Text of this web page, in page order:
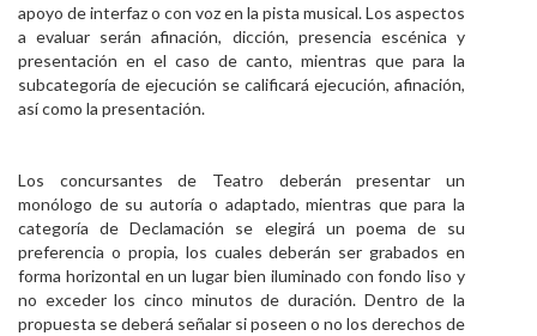
apoyo de interfaz o con voz en la pista musical. Los aspectos
a evaluar serán afinación, dicción, presencia escénica y
presentación en el caso de canto, mientras que para la
subcategoría de ejecución se califi­cará ejecución, a­finación,
así como la presentación.
Los concursantes de Teatro deberán presentar un
monólogo de su autoría o adaptado, mientras que para la
categoría de Declamación se elegirá un poema de su
preferencia o propia, los cuales deberán ser grabados en
forma horizontal en un lugar bien iluminado con fondo liso y
no exceder los cinco minutos de duración. Dentro de la
propuesta se deberá señalar si poseen o no los derechos de